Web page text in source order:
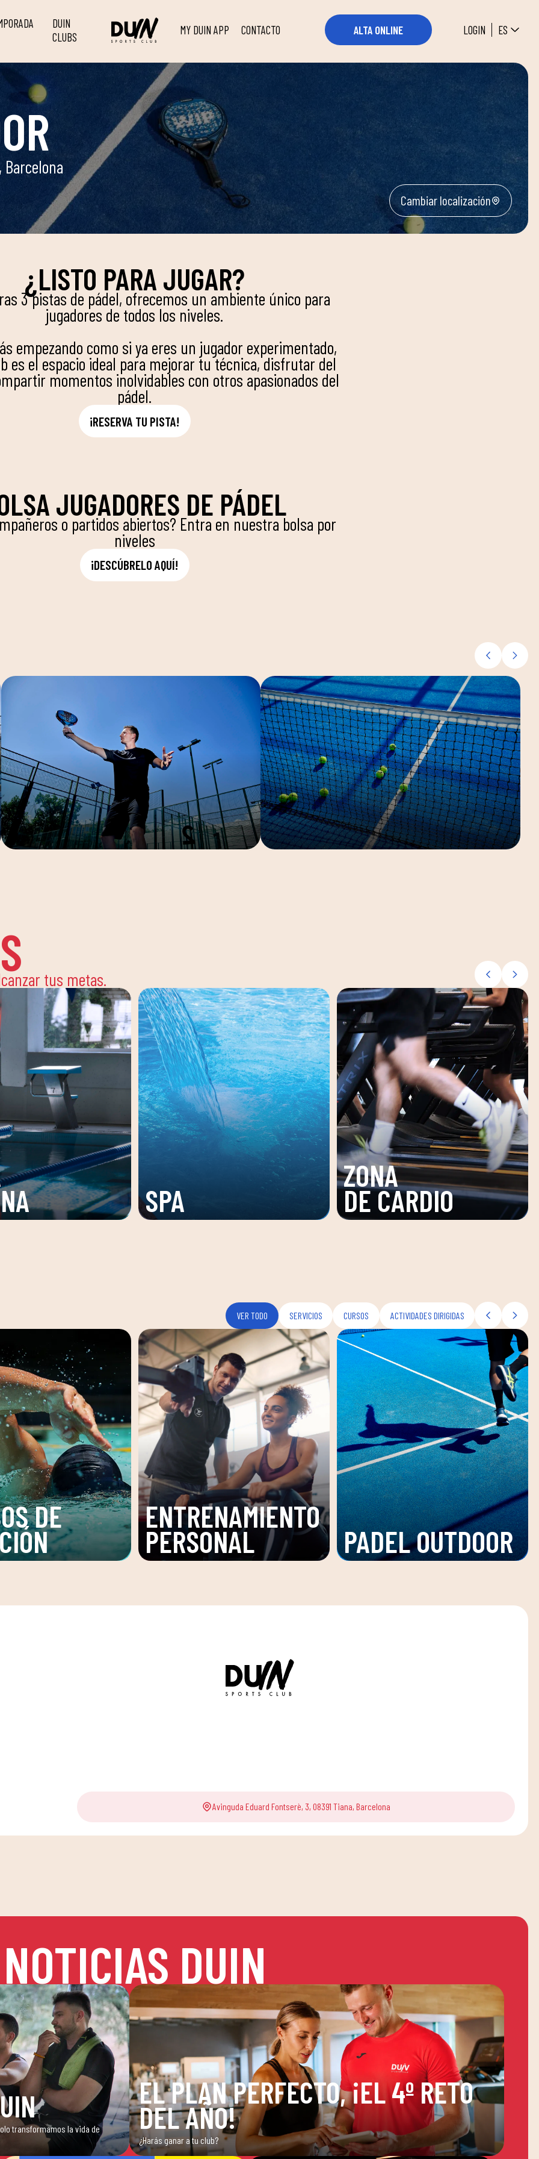
DUIN
CLUBS
MY DUIN APP CONTACTO ALTA ONLINE LOGIN ES
Barcelona
Cambiar localización
¿LISTO PARA JUGAR?
3 pistas de pádel, ofrecemos un ambiente único para
jugadores de todos los niveles.
empezando como si ya eres un jugador experimentado,
es el espacio ideal para mejorar tu técnica, disfrutar del
momentos inolvidables con otros apasionados del
pádel.
¡RESERVA TU PISTA!
JUGADORES DE PÁDEL
o partidos abiertos? Entra en nuestra bolsa por
niveles
¡DESCÚBRELO AQUÍ!
tus metas.
ZONA
DE CARDIO
ZONA
DE
TONIFICACIÓN
SALA
FITNESS
VER TODO SERVICIOS CURSOS ACTIVIDADES DIRIGIDAS
DE ENTRENAMIENTO
PERSONAL PADEL OUTDOOR
Avinguda Eduard Fontserè, 3, 08391 Tiana, Barcelona
NOTICIAS DUIN
transformamos la vida de
EL PLAN PERFECTO, ¡EL 4º RETO
DEL AÑO!
¿Harás ganar a tu club?